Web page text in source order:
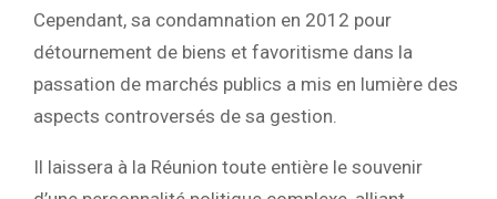
Cependant, sa condamnation en 2012 pour
détournement de biens et favoritisme dans la
passation de marchés publics a mis en lumière des
aspects controversés de sa gestion.
Il laissera à la Réunion toute entière le souvenir